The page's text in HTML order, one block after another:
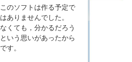
このソフトは作る予定で
はありませんでした。
なくても，分かるだろう
という思いがあったから
です。